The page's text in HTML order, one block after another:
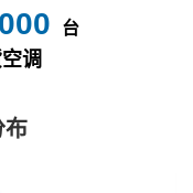
台
调
布